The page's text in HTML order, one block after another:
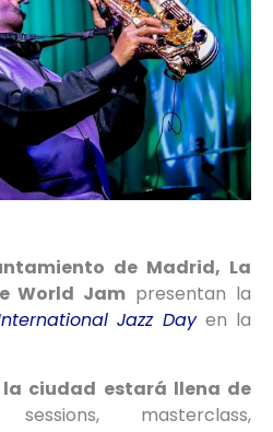
de Madrid, La
World Jam presentan la
Jazz Dayen la
ciudad estará llena de
masterclass,